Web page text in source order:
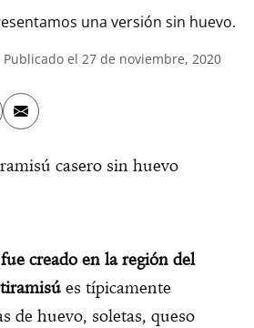
una versión sin huevo.
Publicado el 27 de noviembre, 2020
creado en la región del
tiramisú es típicamente
de huevo, soletas, queso